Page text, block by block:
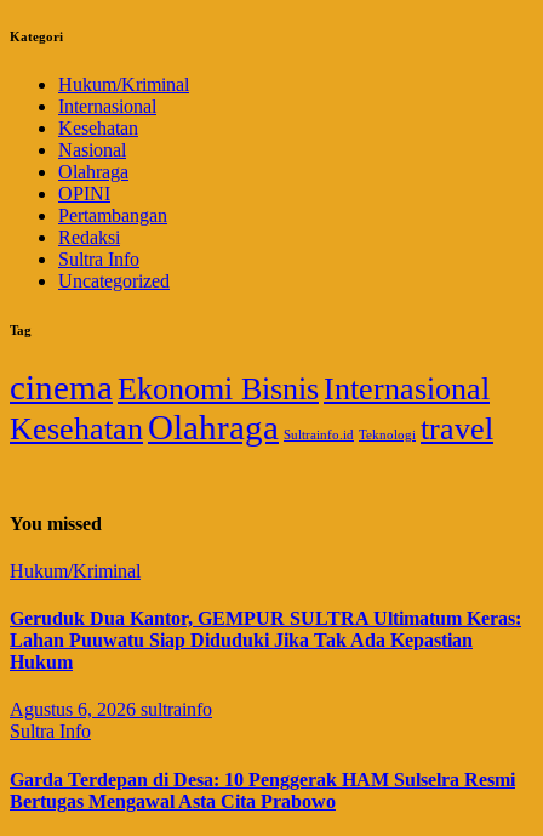
Kategori
Hukum/Kriminal
Internasional
Kesehatan
Nasional
Olahraga
OPINI
Pertambangan
Redaksi
Sultra Info
Uncategorized
Tag
cinema Ekonomi BisnisInternasional
KesehatanOlahraga Sultrainfo.id Teknologi travel
You missed
Hukum/Kriminal
Geruduk Dua Kantor, GEMPUR SULTRA Ultimatum Keras:
Lahan Puuwatu Siap Diduduki Jika Tak Ada Kepastian
Hukum
Agustus 6, 2026 sultrainfo
Sultra Info
Garda Terdepan di Desa: 10 Penggerak HAM Sulselra Resmi
Bertugas Mengawal Asta Cita Prabowo